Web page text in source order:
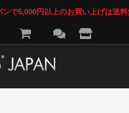
ンで5,000円以上のお買い上げは送料